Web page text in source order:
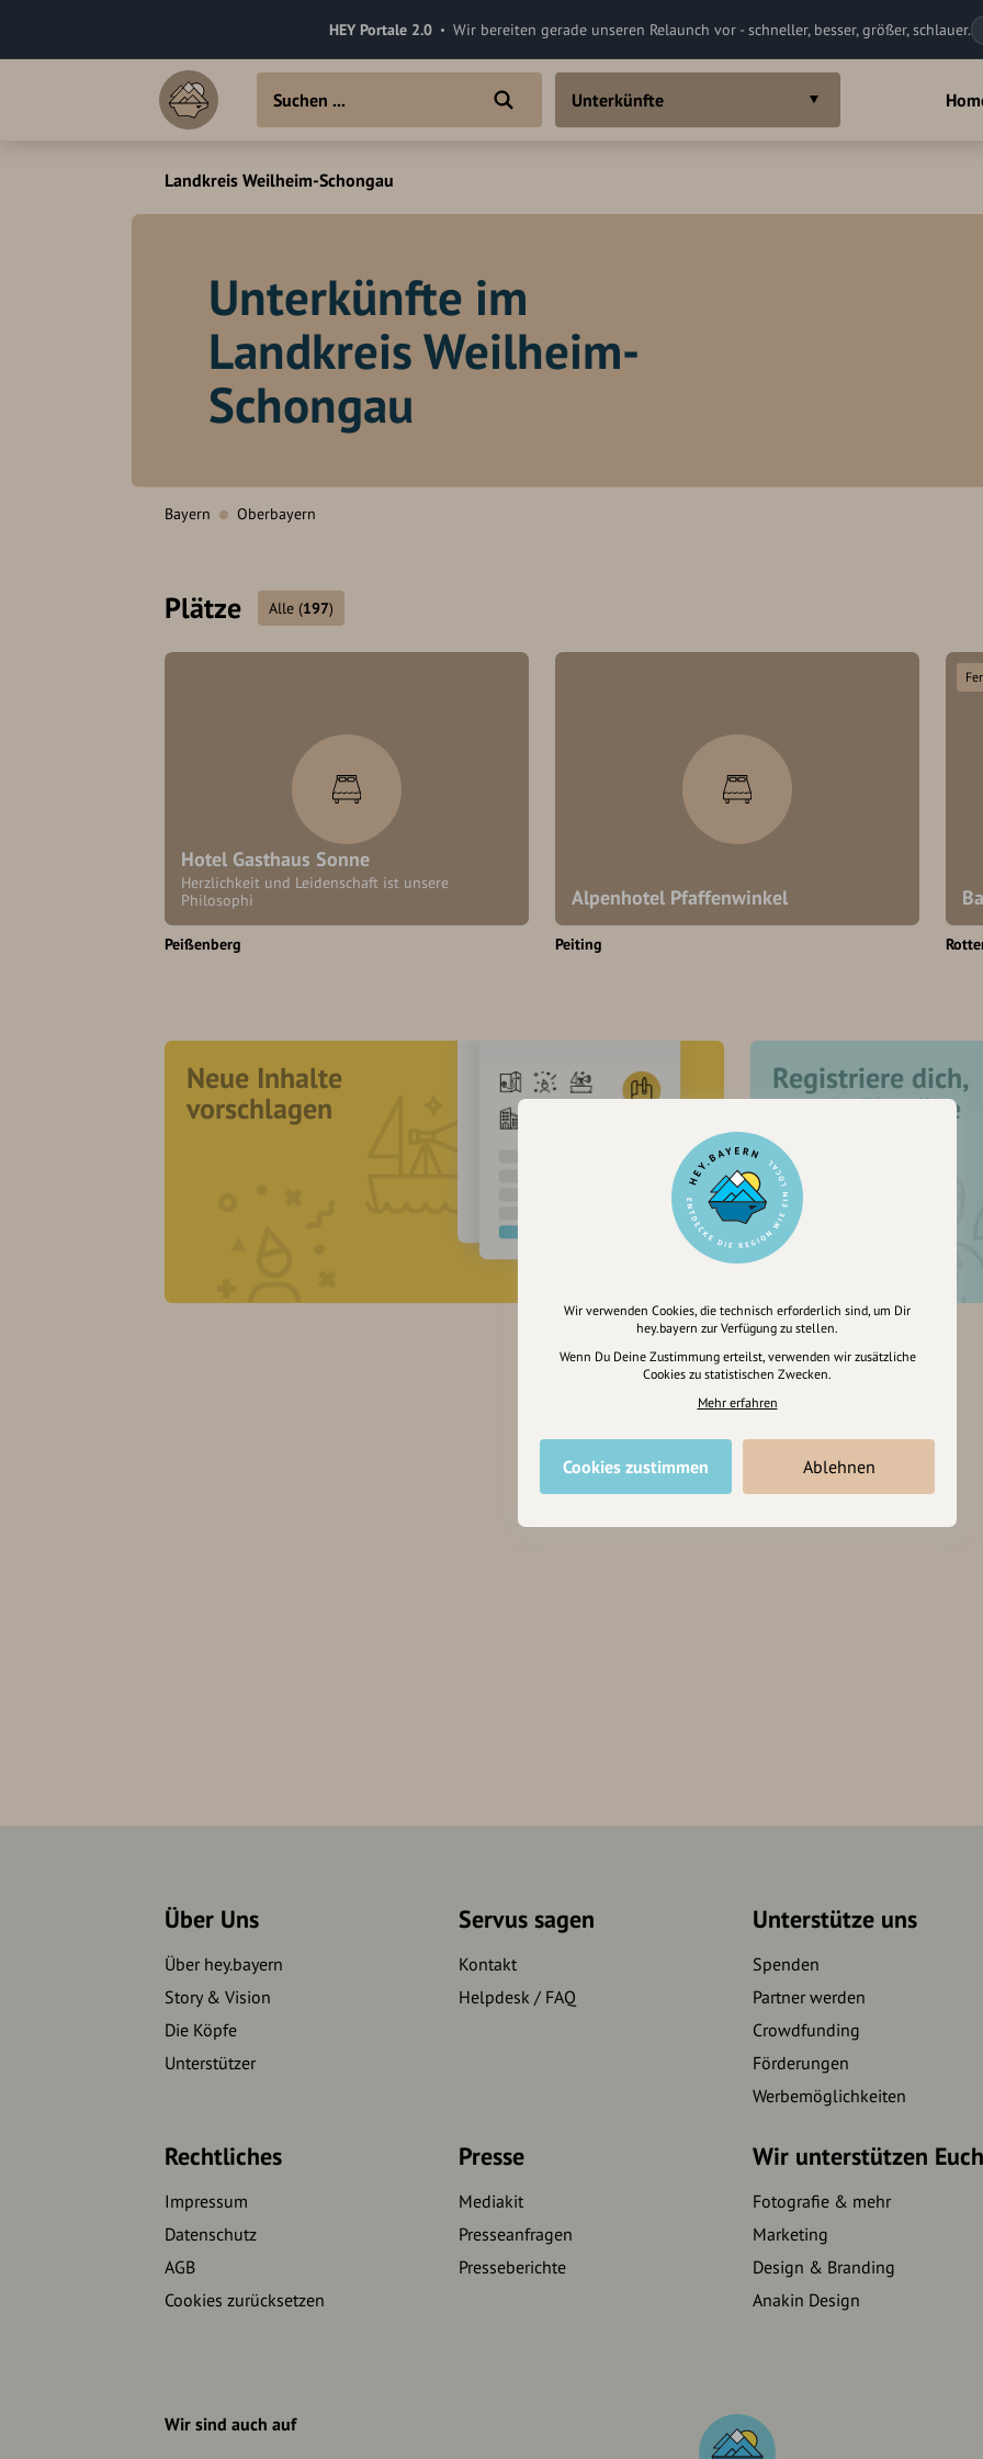
HEY Portale 2.0 Wir bereiten gerade unseren Relaunch vor - schneller, besser, größer, schlauer.
Unterkünfte
Landkreis Weilheim-Schongau
Unterkünfte im
Landkreis Weilheim-
Schongau
Bayern Oberbayern
Plätze Alle (197)
Hotel Gasthaus Sonne
Herzlichkeit und Leidenschaft ist unsere
Philosophi
Peißenberg
Alpenhotel Pfaffenwinkel
Peiting
Neue Inhalte
vorschlagen
Registriere dich,
um dir Einträge
zu merken
Über Uns
Über hey.bayern
Story & Vision
Die Köpfe
Unterstützer
Servus sagen
Kontakt
Helpdesk / FAQ
Unterstütze uns
Spenden
Partner werden
Crowdfunding
Förderungen
Werbemöglichkeiten
Rechtliches
Impressum
Datenschutz
AGB
Cookies zurücksetzen
Presse
Mediakit
Presseanfragen
Presseberichte
Wir unterstützen Euch
Fotografie & mehr
Marketing
Design & Branding
Anakin Design
Wir sind auch auf
Wir verwenden Cookies, die technisch erforderlich sind, um Dir
hey.bayern zur Verfügung zu stellen.
Wenn Du Deine Zustimmung erteilst, verwenden wir zusätzliche
Cookies zu statistischen Zwecken.
Mehr erfahren
Cookies zustimmen Ablehnen